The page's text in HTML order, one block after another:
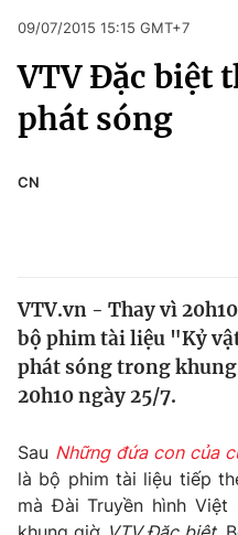
Chuyên mục
Chính trị
Thế giới
Tin tức
Thế giới đó đây
Câu chuyện quốc tế
Tài chính
Thị trường
Dữ liệu và đời sống
Pháp luật
Kinh tế
Thể thao
Truyền hình
09/07/2015 15:15 GMT+7
VTV Đặc biệt
phát sóng
CN
VTV.vn - Thay vì
bộ phim tài liệu "Kỷ
phát sóng trong
20h10 ngày 25/7.
Sau Những đứa con của
là bộ phim tài liệu tiếp
mà Đài Truyền hình